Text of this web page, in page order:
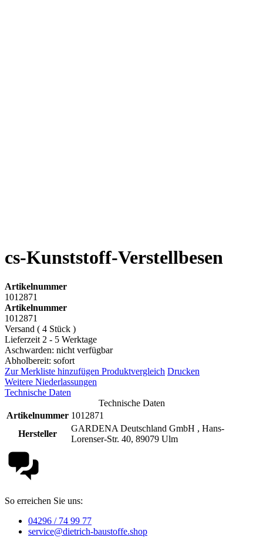
cs-Kunststoff-Verstellbesen
Artikelnummer
1012871
Artikelnummer
1012871
Versand ( 4 Stück )
Lieferzeit 2 - 5 Werktage
Aschwarden: nicht verfügbar
Abholbereit: sofort
Zur Merkliste hinzufügen Produktvergleich Drucken
Weitere Niederlassungen
Technische Daten
Technische Daten
Artikelnummer 1012871
Hersteller
GARDENA Deutschland GmbH , Hans-
Lorenser-Str. 40, 89079 Ulm
So erreichen Sie uns:
04296 / 74 99 77
service@dietrich-baustoffe.shop